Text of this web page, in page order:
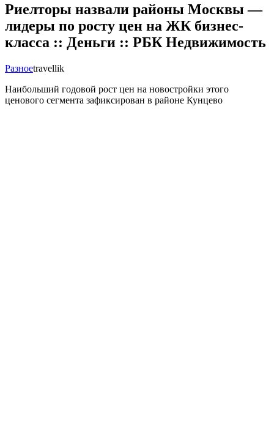
Риелторы назвали районы Москвы —
лидеры по росту цен на ЖК бизнес-
класса :: Деньги :: РБК Недвижимость
Разноеtravellik
Наибольший годовой рост цен на новостройки этого
ценового сегмента зафиксирован в районе Кунцево